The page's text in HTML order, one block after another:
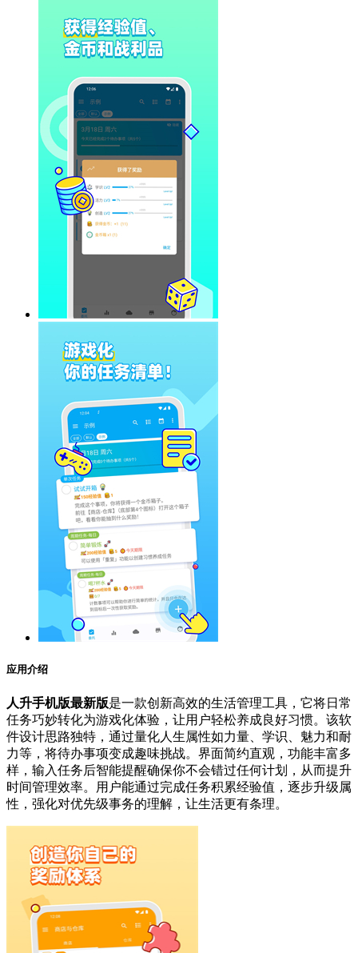
应用介绍
人升手机版最新版是一款创新高效的生活管理工具，它将日常
任务巧妙转化为游戏化体验，让用户轻松养成良好习惯。该软
件设计思路独特，通过量化人生属性如力量、学识、魅力和耐
力等，将待办事项变成趣味挑战。界面简约直观，功能丰富多
样，输入任务后智能提醒确保你不会错过任何计划，从而提升
时间管理效率。用户能通过完成任务积累经验值，逐步升级属
性，强化对优先级事务的理解，让生活更有条理。